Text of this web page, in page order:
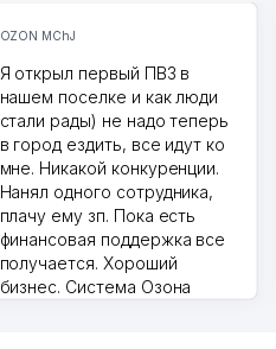
OZON MChJ
Я открыл первый ПВЗ в
нашем поселке и как люди
стали рады) не надо теперь
в город ездить, все идут ко
мне. Никакой конкуренции.
Нанял одного сотрудника,
плачу ему зп. Пока есть
финансовая поддержка все
получается. Хороший
бизнес. Система Озона